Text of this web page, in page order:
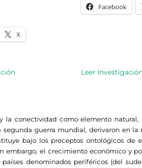
X
Facebook
Leer
conectividad como elemento
guerra mundial, derivaron en la
bajo los preceptos ontológicos de
embargo, el crecimiento económico y
denominados periféricos (del